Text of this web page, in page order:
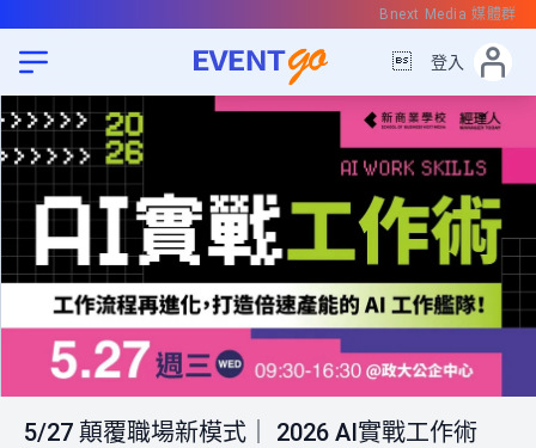
Bnext Media 媒體群
 登入
5/27 顛覆職場新模式｜ 2026 AI實戰工作術